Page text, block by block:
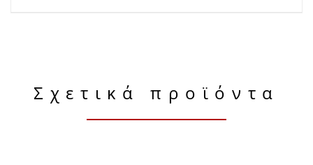
Σχετικά προϊόντα